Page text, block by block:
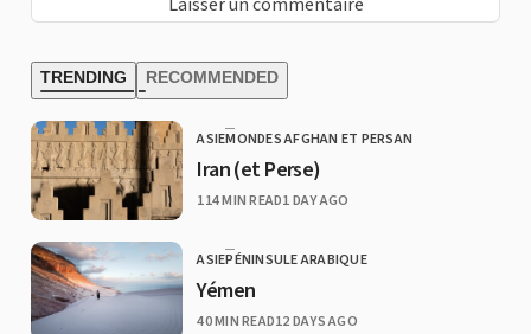
TRENDING RECOMMENDED
CATEGORY
ASIEMONDES AFGHAN ET PERSAN
Iran (et Perse)
114 MIN READPUBLISHED
1 DAY AGO
CATEGORY
ASIEPÉNINSULE ARABIQUE
Yémen
40 MIN READPUBLISHED
12 DAYS AGO